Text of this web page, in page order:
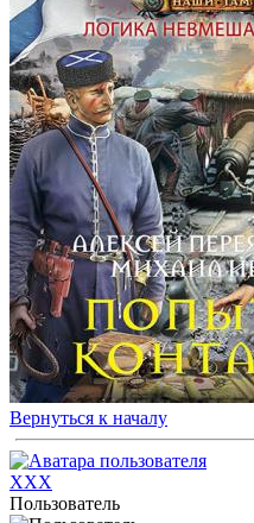
Вернуться к началу
XXX
Пользователь